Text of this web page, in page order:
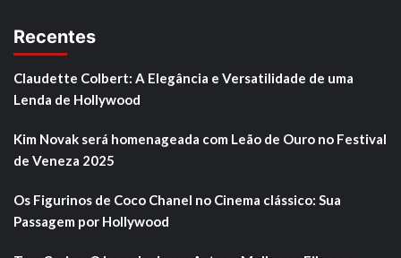
Recentes
Claudette Colbert: A Elegância e Versatilidade de uma
Lenda de Hollywood
Kim Novak será homenageada com Leão de Ouro no Festival
de Veneza 2025
Os Figurinos de Coco Chanel no Cinema clássico: Sua
Passagem por Hollywood